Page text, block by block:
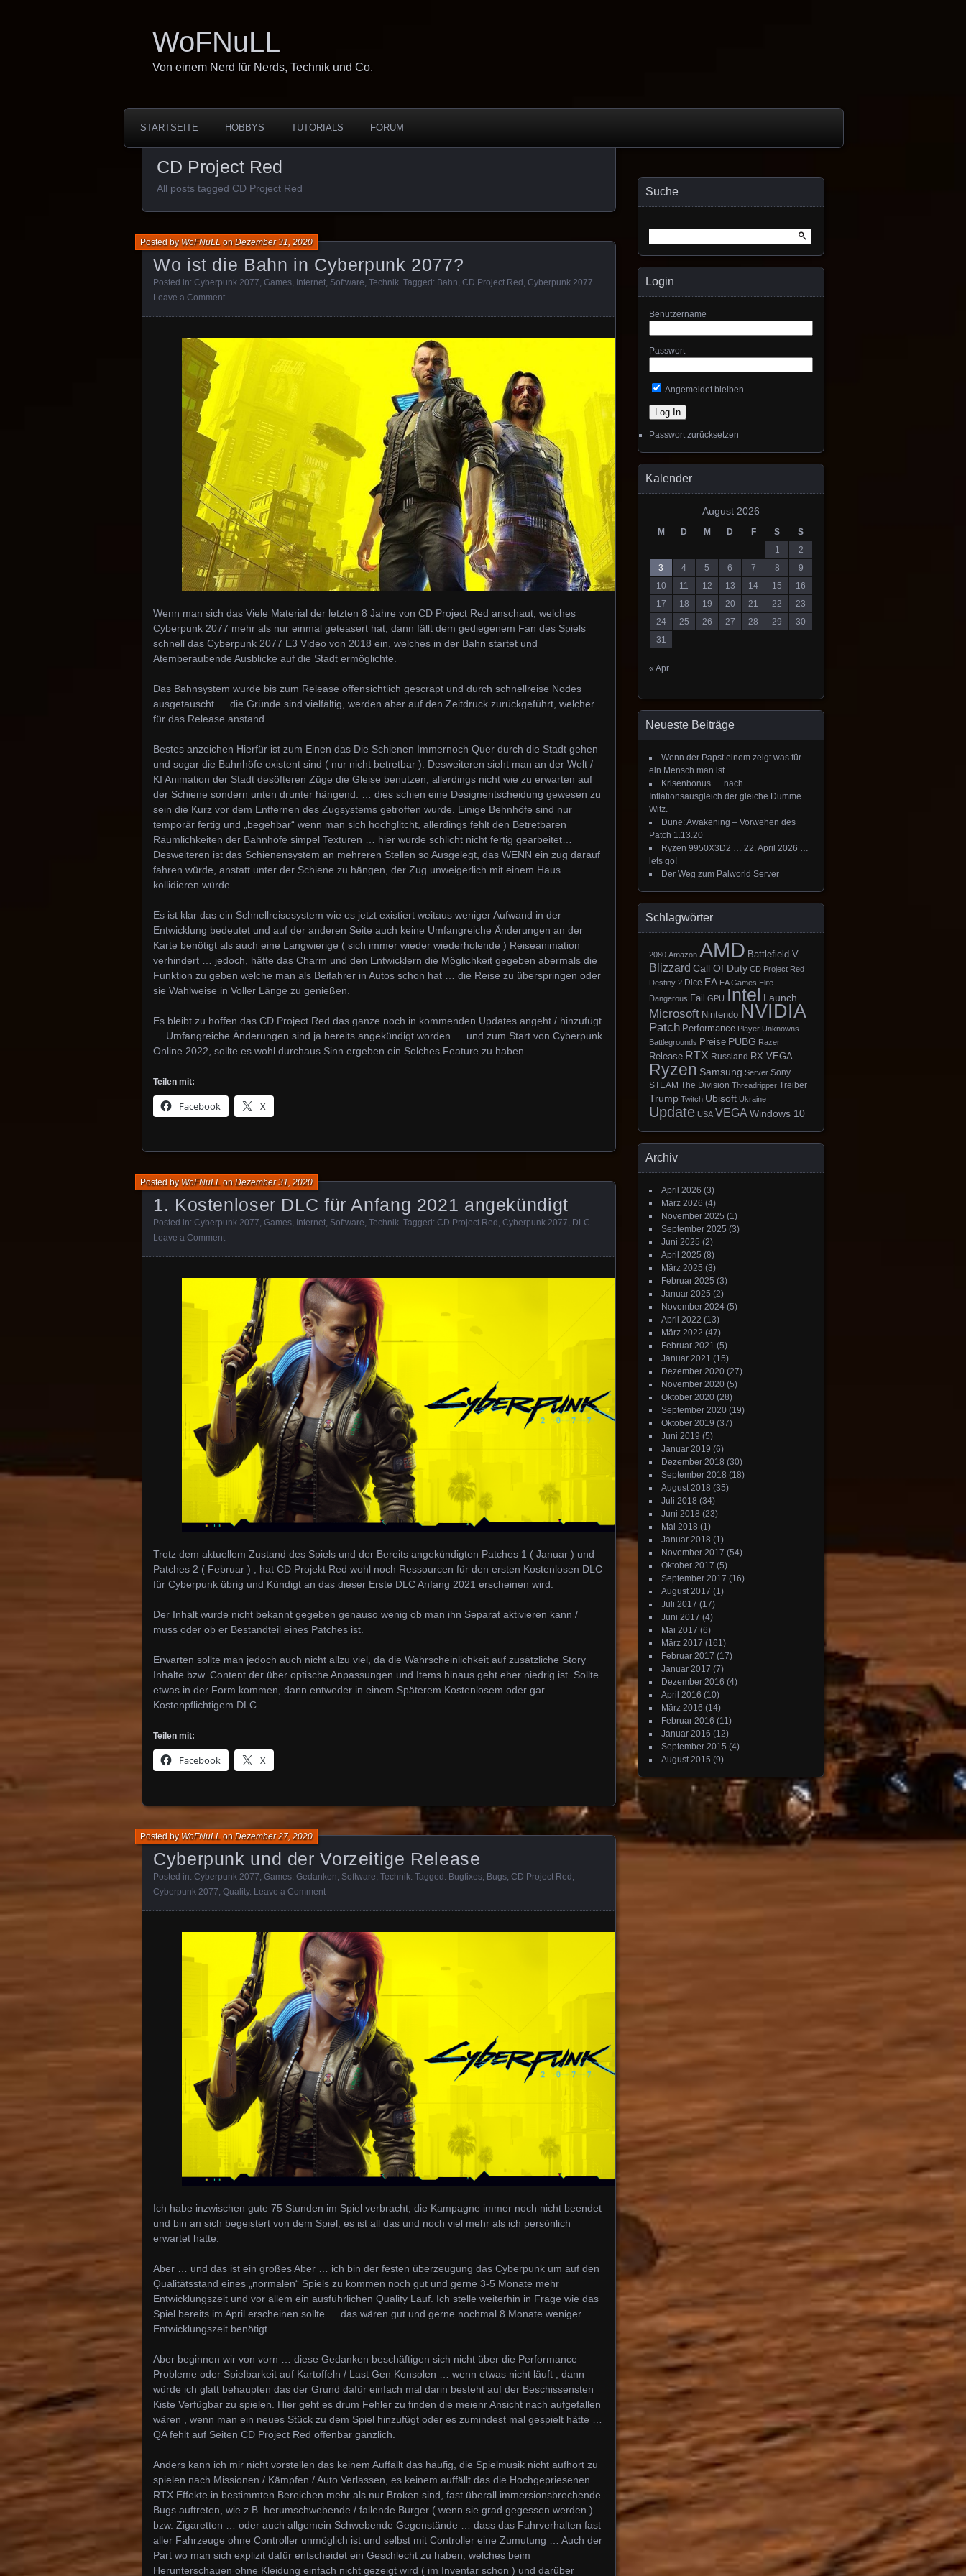
WoFNuLL
Von einem Nerd für Nerds, Technik und Co.
STARTSEITE HOBBYS TUTORIALS FORUM
CD Project Red
All posts tagged CD Project Red
Wo ist die Bahn in Cyberpunk 2077?
Posted byWoFNuLL onDezember 31, 2020
Posted in: Cyberpunk 2077 Games Internet Software Technik . Tagged: Bahn CD Project Red Cyberpunk 2077
Leave a Comment
Wenn man sich das Viele Material der letzten 8 Jahre von CD Project Red anschaut, welches
Cyberpunk 2077 mehr als nur einmal geteasert hat, dann fällt dem gediegenem Fan des Spiels
schnell das Cyberpunk 2077 E3 Video von 2018 ein, welches in der Bahn startet und
Atemberaubende Ausblicke auf die Stadt ermöglichte.
Das Bahnsystem wurde bis zum Release offensichtlich gescrapt und durch schnellreise Nodes
ausgetauscht … die Gründe sind vielfältig, werden aber auf den Zeitdruck zurückgeführt, welcher
für das Release anstand.
Bestes anzeichen Hierfür ist zum Einen das Die Schienen Immernoch Quer durch die Stadt gehen
und sogar die Bahnhöfe existent sind ( nur nicht betretbar ). Desweiteren sieht man an der Welt /
KI Animation der Stadt desöfteren Züge die Gleise benutzen, allerdings nicht wie zu erwarten auf
der Schiene sondern unten drunter hängend. … dies schien eine Designentscheidung gewesen zu
sein die Kurz vor dem Entfernen des Zugsystems getroffen wurde. Einige Behnhöfe sind nur
temporär fertig und „begehbar“ wenn man sich hochglitcht, allerdings fehlt den Betretbaren
Räumlichkeiten der Bahnhöfe simpel Texturen … hier wurde schlicht nicht fertig gearbeitet…
Desweiteren ist das Schienensystem an mehreren Stellen so Ausgelegt, das WENN ein zug darauf
fahren würde, anstatt unter der Schiene zu hängen, der Zug unweigerlich mit einem Haus
kollidieren würde.
Es ist klar das ein Schnellreisesystem wie es jetzt existiert weitaus weniger Aufwand in der
Entwicklung bedeutet und auf der anderen Seite auch keine Umfangreiche Änderungen an der
Karte benötigt als auch eine Langwierige ( sich immer wieder wiederholende ) Reiseanimation
verhindert … jedoch, hätte das Charm und den Entwicklern die Möglichkeit gegeben abermals die
Funktion zu geben welche man als Beifahrer in Autos schon hat … die Reise zu überspringen oder
sie Wahlweise in Voller Länge zu genießen.
Es bleibt zu hoffen das CD Project Red das ganze noch in kommenden Updates angeht / hinzufügt
… Umfangreiche Änderungen sind ja bereits angekündigt worden … und zum Start von Cyberpunk
Online 2022, sollte es wohl durchaus Sinn ergeben ein Solches Feature zu haben.
Teilen mit:
Facebook X
1. Kostenloser DLC für Anfang 2021 angekündigt
Posted byWoFNuLL onDezember 31, 2020
Posted in: Cyberpunk 2077, Games, Internet, Software, Technik. Tagged: CD Project Red , Cyberpunk 2077, DLC.
Leave a Comment
Trotz dem aktuellem Zustand des Spiels und der Bereits angekündigten Patches 1 ( Januar ) und
Patches 2 ( Februar ) , hat CD Projekt Red wohl noch Ressourcen für den ersten Kostenlosen DLC
für Cyberpunk übrig und Kündigt an das dieser Erste DLC Anfang 2021 erscheinen wird.
Der Inhalt wurde nicht bekannt gegeben genauso wenig ob man ihn Separat aktivieren kann /
muss oder ob er Bestandteil eines Patches ist.
Erwarten sollte man jedoch auch nicht allzu viel, da die Wahrscheinlichkeit auf zusätzliche Story
Inhalte bzw. Content der über optische Anpassungen und Items hinaus geht eher niedrig ist. Sollte
etwas in der Form kommen, dann entweder in einem Späterem Kostenlosem oder gar
Kostenpflichtigem DLC.
Teilen mit:
Facebook X
Cyberpunk und der Vorzeitige Release
Posted byWoFNuLL onDezember 27, 2020
Posted in: Cyberpunk 2077, Games, Gedanken, Software, Technik. Tagged: Bugfixes, Bugs, CD Project Red ,
Cyberpunk 2077, Quality. Leave a Comment
Ich habe inzwischen gute 75 Stunden im Spiel verbracht, die Kampagne immer noch nicht beendet
und bin an sich begeistert von dem Spiel, es ist all das und noch viel mehr als ich persönlich
erwartet hatte.
Aber … und das ist ein großes Aber … ich bin der festen überzeugung das Cyberpunk um auf den
Qualitätsstand eines „normalen“ Spiels zu kommen noch gut und gerne 3-5 Monate mehr
Entwicklungszeit und vor allem ein ausführlichen Quality Lauf. Ich stelle weiterhin in Frage wie das
Spiel bereits im April erscheinen sollte … das wären gut und gerne nochmal 8 Monate weniger
Entwicklungszeit benötigt.
Aber beginnen wir von vorn … diese Gedanken beschäftigen sich nicht über die Performance
Probleme oder Spielbarkeit auf Kartoffeln / Last Gen Konsolen … wenn etwas nicht läuft , dann
würde ich glatt behaupten das der Grund dafür einfach mal darin besteht auf der Beschissensten
Kiste Verfügbar zu spielen. Hier geht es drum Fehler zu finden die meienr Ansicht nach aufgefallen
wären , wenn man ein neues Stück zu dem Spiel hinzufügt oder es zumindest mal gespielt hätte …
QA fehlt auf Seiten CD Project Red offenbar gänzlich.
Anders kann ich mir nicht vorstellen das keinem Auffällt das häufig, die Spielmusik nicht aufhört zu
spielen nach Missionen / Kämpfen / Auto Verlassen, es keinem auffällt das die Hochgepriesenen
RTX Effekte in bestimmten Bereichen mehr als nur Broken sind, fast überall immersionsbrechende
Bugs auftreten, wie z.B. herumschwebende / fallende Burger ( wenn sie grad gegessen werden )
bzw. Zigaretten … oder auch allgemein Schwebende Gegenstände … dass das Fahrverhalten fast
aller Fahrzeuge ohne Controller unmöglich ist und selbst mit Controller eine Zumutung … Auch der
Part wo man sich explizit dafür entscheidet ein Geschlecht zu haben, welches beim
Herunterschauen ohne Kleidung einfach nicht gezeigt wird ( im Inventar schon ) und darüber
Suche
nach:
Login
Benutzername
Passwort
Angemeldet bleiben
Passwort zurücksetzen
Kalender
August 2026
M D M D F S
S
1
2
3
4 5 6 7 8
9
10
11 12 13 14 15
16
17
18 19 20 21 22
23
24
25 26 27 28 29
30
31
« Apr.
Neueste Beiträge
Wenn der Papst einem zeigt was für
ein Mensch man ist
Krisenbonus … nach
Inflationsausgleich der gleiche Dumme
Witz.
Dune: Awakening – Vorwehen des
Patch 1.13.20
Ryzen 9950X3D2 … 22. April 2026 …
lets go!
Der Weg zum Palworld Server
Schlagwörter
2080 Amazon AMD Battlefield V
Blizzard Call Of Duty CD Project Red
Destiny 2 Dice EA EA Games Elite
Dangerous Fail GPU Intel Launch
Microsoft Nintendo NVIDIA
Patch Performance Player Unknowns
Battlegrounds Preise PUBG Razer
Release RTX Russland RX VEGA
Ryzen Samsung Server Sony
STEAM The Division Threadripper Treiber
Trump Twitch Ubisoft Ukraine
Update USA VEGA Windows 10
Archiv
April 2026 (3)
März 2026 (4)
November 2025 (1)
September 2025 (3)
Juni 2025 (2)
April 2025 (8)
März 2025 (3)
Februar 2025 (3)
Januar 2025 (2)
November 2024 (5)
April 2022 (13)
März 2022 (47)
Februar 2021 (5)
Januar 2021 (15)
Dezember 2020 (27)
November 2020 (5)
Oktober 2020 (28)
September 2020 (19)
Oktober 2019 (37)
Juni 2019 (5)
Januar 2019 (6)
Dezember 2018 (30)
September 2018 (18)
August 2018 (35)
Juli 2018 (34)
Juni 2018 (23)
Mai 2018 (1)
Januar 2018 (1)
November 2017 (54)
Oktober 2017 (5)
September 2017 (16)
August 2017 (1)
Juli 2017 (17)
Juni 2017 (4)
Mai 2017 (6)
März 2017 (161)
Februar 2017 (17)
Januar 2017 (7)
Dezember 2016 (4)
April 2016 (10)
März 2016 (14)
Februar 2016 (11)
Januar 2016 (12)
September 2015 (4)
August 2015 (9)